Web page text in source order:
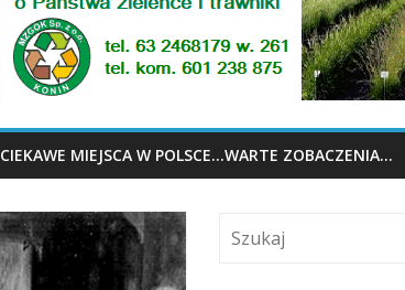
CIEKAWE MIEJSCA W POLSCE…WARTE ZOBACZENIA…